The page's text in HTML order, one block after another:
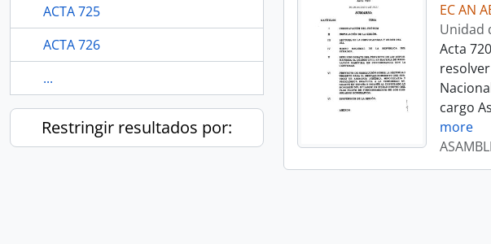
ACTA 725
ACTA 726
...
Restringir resultados por:
EC AN
Unidad
Acta
cargo
more